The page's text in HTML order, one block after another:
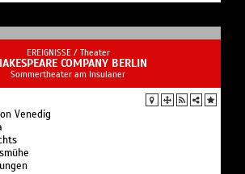
EREIGNISSE / Theater
COMPANY BERLIN
Sommertheater am Insulaner
Venedig